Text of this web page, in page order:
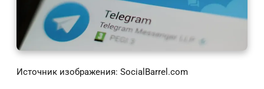
Источник изображения: SocialBarrel.com